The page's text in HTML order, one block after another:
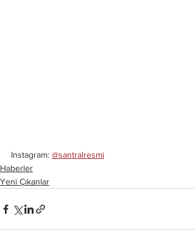
Instagram: @santralresmi
Haberler
Yeni Çıkanlar